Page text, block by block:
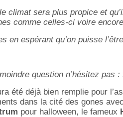
climat sera plus propice et
comme celles-ci voire
en espérant qu’on puisse
question n’hésitez pas :
été déjà bien remplie pour
dans la cité des gones
pour halloween, le fameux